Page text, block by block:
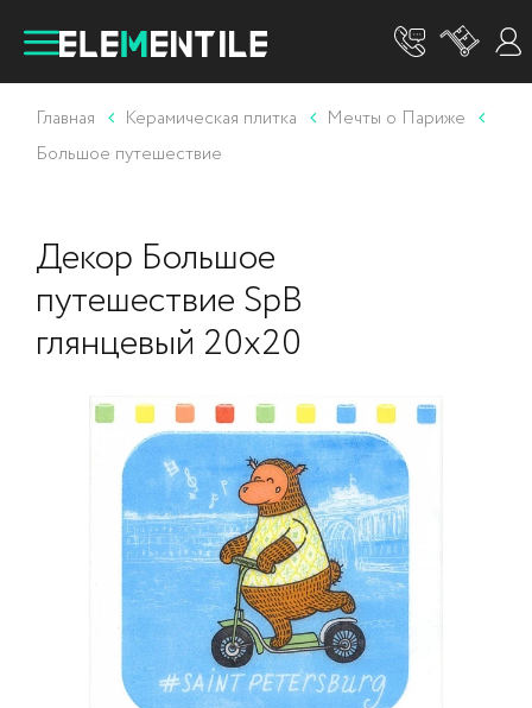
Главная Керамическая плитка
Мечты о Париже
Большое путешествие
Декор Большое
путешествие SpB
глянцевый 20х20